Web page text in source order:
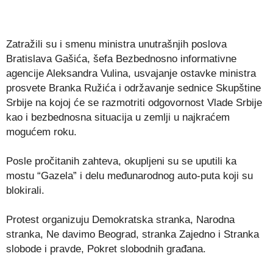
Zatražili su i smenu ministra unutrašnjih poslova
Bratislava Gašića, šefa Bezbednosno informativne
agencije Aleksandra Vulina, usvajanje ostavke ministra
prosvete Branka Ružića i održavanje sednice Skupštine
Srbije na kojoj će se razmotriti odgovornost Vlade Srbije
kao i bezbednosna situacija u zemlji u najkraćem
mogućem roku.
Posle pročitanih zahteva, okupljeni su se uputili ka
mostu “Gazela” i delu međunarodnog auto-puta koji su
blokirali.
Protest organizuju Demokratska stranka, Narodna
stranka, Ne davimo Beograd, stranka Zajedno i Stranka
slobode i pravde, Pokret slobodnih građana.